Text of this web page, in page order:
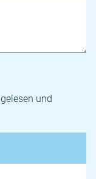
gelesen und